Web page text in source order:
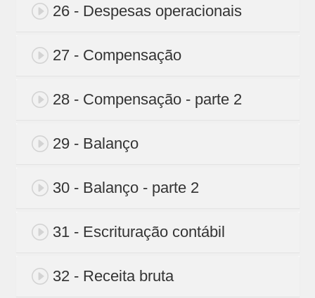
26 - Despesas operacionais
27 - Compensação
28 - Compensação - parte 2
29 - Balanço
30 - Balanço - parte 2
31 - Escrituração contábil
32 - Receita bruta